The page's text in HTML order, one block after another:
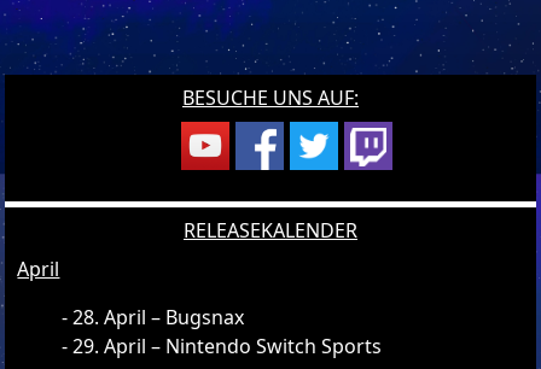
BESUCHE UNS AUF:
RELEASEKALENDER
April
28. April – Bugsnax
29. April – Nintendo Switch Sports